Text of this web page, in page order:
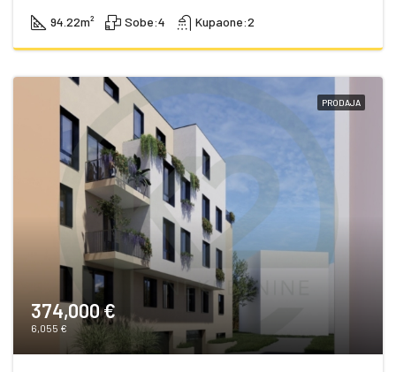
94.22m² Sobe:4 Kupaone:2
PRODAJA
374,000 €
6,055 €